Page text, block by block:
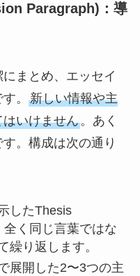
Paragraph)：導
まとめ、エッセイ
。
新しい情報や主
いけません。あく
。構成は次の通り
したThesis
く同じ言葉ではな
繰り返します。
展開した2〜3つの主